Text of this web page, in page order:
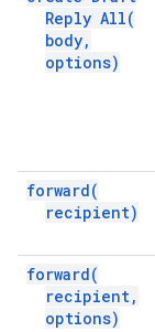
Reply All(
body,
options)
forward(
recipient)
forward(
recipient,
options)